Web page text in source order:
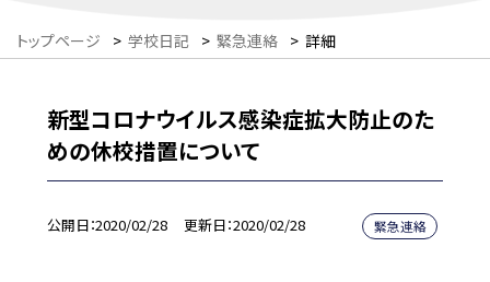
トップページ > 学校日記 > 緊急連絡 > 詳細
新型コロナウイルス感染症拡大防止のた
めの休校措置について
公開日 2020/02/28 更新日 2020/02/28 緊急連絡